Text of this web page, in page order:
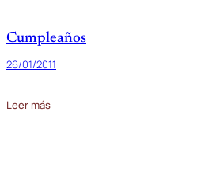
Cumpleaños
26/01/2011
Leer más